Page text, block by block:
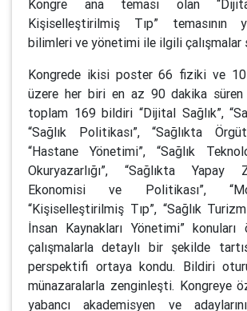
Kongre ana teması olan
Kişiselleştirilmiş Tıp” temasının
bilimleri ve yönetimi ile ilgili çalışmalar
Kongrede ikisi poster 66 fiziki ve
üzere her biri en az 90 dakika
toplam 169 bildiri “Dijital Sağlık”,
“Sağlık Politikası”, “Sağlıkta
“Hastane Yönetimi”, “Sağlık
Okuryazarlığı”, “Sağlıkta Yapay
Ekonomisi ve Politikası”,
“Kişiselleştirilmiş Tıp”, “Sağlık
İnsan Kaynakları Yönetimi”
çalışmalarla detaylı bir şekilde
perspektifi ortaya kondu. Bildiri
münazaralarla zenginleşti. Kongreye
yabancı akademisyen ve